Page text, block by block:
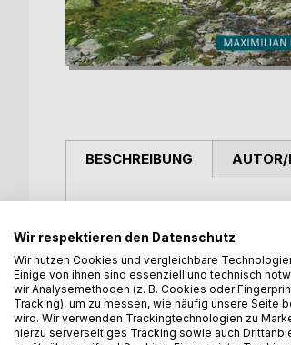
BESCHREIBUNG
Der Mann, der seine Wurzeln
Homosexualität, politischer
Homosexualität nicht
Da führt ihn seine Arbeit im
Homosexualität ein Tabu ist.
Tätigkeit nach. Zurück in der
Jurisdiktion und muss sich
AUTOR/
Wir respektieren den Datenschutz
Wir nutzen Cookies und vergleichbare
Einige von ihnen sind essenziell und technisch
wir Analysemethoden (z. B. Cookies oder
Tracking), um zu messen, wie häufig unsere Seite
wird. Wir verwenden Trackingtechnologien zu
hierzu serverseitiges Tracking sowie auch